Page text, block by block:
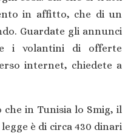
in affitto, che di un
Guardate gli annunci
i volantini di offerte
internet, chiedete a
in Tunisia lo Smig, il
è di circa 430 dinari